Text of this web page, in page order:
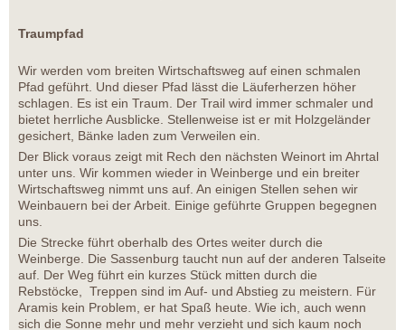
Traumpfad
Wir werden vom breiten Wirtschaftsweg auf einen schmalen
Pfad geführt. Und dieser Pfad lässt die Läuferherzen höher
schlagen. Es ist ein Traum. Der Trail wird immer schmaler und
bietet herrliche Ausblicke. Stellenweise ist er mit Holzgeländer
gesichert, Bänke laden zum Verweilen ein.
Der Blick voraus zeigt mit Rech den nächsten Weinort im Ahrtal
unter uns. Wir kommen wieder in Weinberge und ein breiter
Wirtschaftsweg nimmt uns auf. An einigen Stellen sehen wir
Weinbauern bei der Arbeit. Einige geführte Gruppen begegnen
uns.
Die Strecke führt oberhalb des Ortes weiter durch die
Weinberge. Die Sassenburg taucht nun auf der anderen Talseite
auf. Der Weg führt ein kurzes Stück mitten durch die
Rebstöcke, Treppen sind im Auf- und Abstieg zu meistern. Für
Aramis kein Problem, er hat Spaß heute. Wie ich, auch wenn
sich die Sonne mehr und mehr verzieht und sich kaum noch